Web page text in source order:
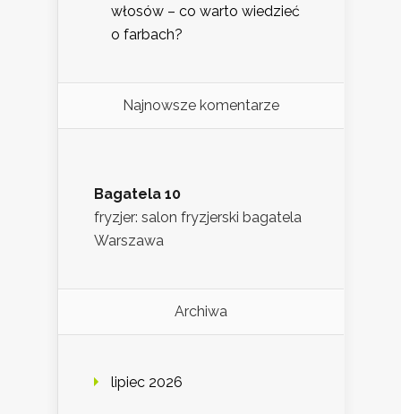
włosów – co warto wiedzieć
o farbach?
Najnowsze komentarze
Bagatela 10
fryzjer: salon fryzjerski bagatela
Warszawa
Archiwa
lipiec 2026